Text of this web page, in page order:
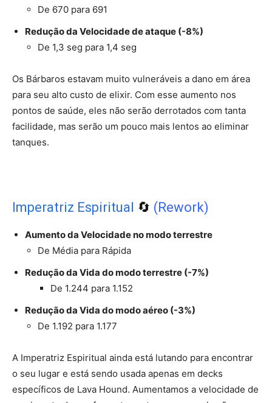
De 670 para 691
Redução da Velocidade de ataque (-8%)
De 1,3 seg para 1,4 seg
Os Bárbaros estavam muito vulneráveis a dano em área
para seu alto custo de elixir. Com esse aumento nos
pontos de saúde, eles não serão derrotados com tanta
facilidade, mas serão um pouco mais lentos ao eliminar
tanques.
Imperatriz Espiritual 🔄 (Rework)
Aumento da Velocidade no modo terrestre
De Média para Rápida
Redução da Vida do modo terrestre (-7%)
De 1.244 para 1.152
Redução da Vida do modo aéreo (-3%)
De 1.192 para 1.177
A Imperatriz Espiritual ainda está lutando para encontrar
o seu lugar e está sendo usada apenas em decks
específicos de Lava Hound. Aumentamos a velocidade de